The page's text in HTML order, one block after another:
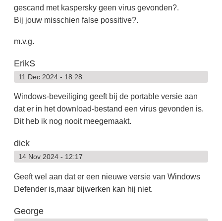
gescand met kaspersky geen virus gevonden?.
Bij jouw misschien false possitive?.
m.v.g.
ErikS
11 Dec 2024 - 18:28
Windows-beveiliging geeft bij de portable versie aan
dat er in het download-bestand een virus gevonden is.
Dit heb ik nog nooit meegemaakt.
dick
14 Nov 2024 - 12:17
Geeft wel aan dat er een nieuwe versie van Windows
Defender is,maar bijwerken kan hij niet.
George